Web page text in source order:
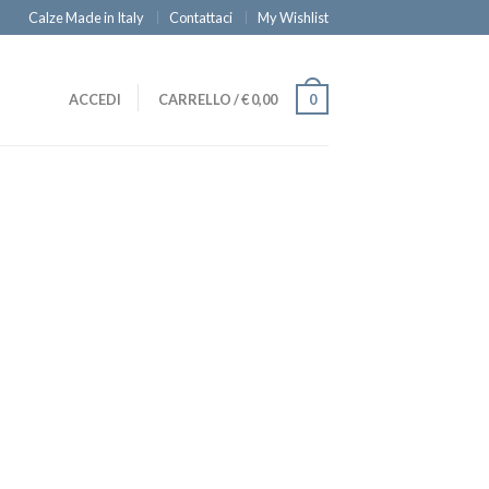
Calze Made in Italy Contattaci My Wishlist
ACCEDI CARRELLO/€0,00 0